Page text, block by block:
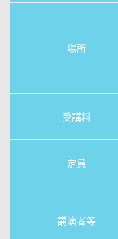
場所
受講料
定員
講演者等